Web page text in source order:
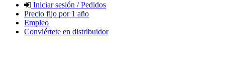
Iniciar sesión / Pedidos
Precio fijo por 1 año
Empleo
Conviértete en distribuidor